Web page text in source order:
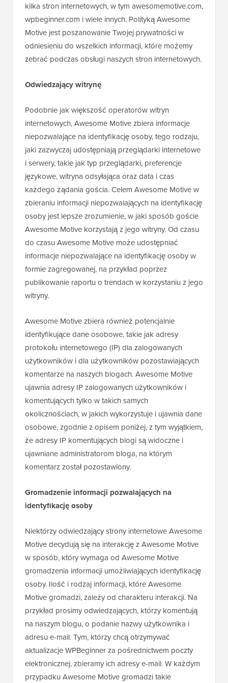
kilka stron internetowych, w tym awesomemotive.com,
wpbeginner.com i wiele innych. Polityką Awesome
Motive jest poszanowanie Twojej prywatności w
odniesieniu do wszelkich informacji, które możemy
zebrać podczas obsługi naszych stron internetowych.
Odwiedzający witrynę
Podobnie jak większość operatorów witryn
internetowych, Awesome Motive zbiera informacje
niepozwalające na identyfikację osoby, tego rodzaju,
jaki zazwyczaj udostępniają przeglądarki internetowe
i serwery, takie jak typ przeglądarki, preferencje
językowe, witryna odsyłająca oraz data i czas
każdego żądania gościa. Celem Awesome Motive w
zbieraniu informacji niepozwalających na identyfikację
osoby jest lepsze zrozumienie, w jaki sposób goście
Awesome Motive korzystają z jego witryny. Od czasu
do czasu Awesome Motive może udostępniać
informacje niepozwalające na identyfikację osoby w
formie zagregowanej, na przykład poprzez
publikowanie raportu o trendach w korzystaniu z jego
witryny.
Awesome Motive zbiera również potencjalnie
identyfikujące dane osobowe, takie jak adresy
protokołu internetowego (IP) dla zalogowanych
użytkowników i dla użytkowników pozostawiających
komentarze na naszych blogach. Awesome Motive
ujawnia adresy IP zalogowanych użytkowników i
komentujących tylko w takich samych
okolicznościach, w jakich wykorzystuje i ujawnia dane
osobowe, zgodnie z opisem poniżej, z tym wyjątkiem,
że adresy IP komentujących blogi są widoczne i
ujawniane administratorom bloga, na którym
komentarz został pozostawiony.
Gromadzenie informacji pozwalających na
identyfikację osoby
Niektórzy odwiedzający strony internetowe Awesome
Motive decydują się na interakcję z Awesome Motive
w sposób, który wymaga od Awesome Motive
gromadzenia informacji umożliwiających identyfikację
osoby. Ilość i rodzaj informacji, które Awesome
Motive gromadzi, zależy od charakteru interakcji. Na
przykład prosimy odwiedzających, którzy komentują
na naszym blogu, o podanie nazwy użytkownika i
adresu e-mail. Tym, którzy chcą otrzymywać
aktualizacje WPBeginner za pośrednictwem poczty
elektronicznej, zbieramy ich adresy e-mail. W każdym
przypadku Awesome Motive gromadzi takie